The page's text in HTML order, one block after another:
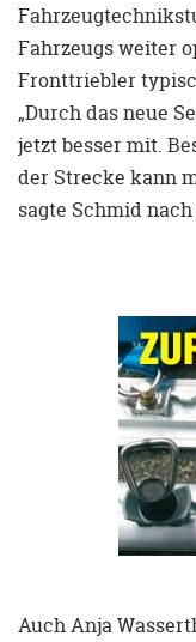
Fahrzeugs weiter
Fronttriebler
„Durch das neue
jetzt besser mit.
der Strecke kann
sagte Schmid
Auch Anja